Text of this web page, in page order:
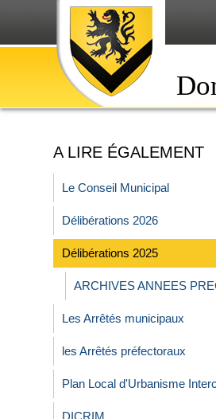
A LIRE ÉGALEMENT
Le Conseil Municipal
Délibérations 2026
Délibérations 2025
ARCHIVES ANNEES
Les Arrêtés municipaux
les Arrêtés préfectoraux
Plan Local d'Urbanisme